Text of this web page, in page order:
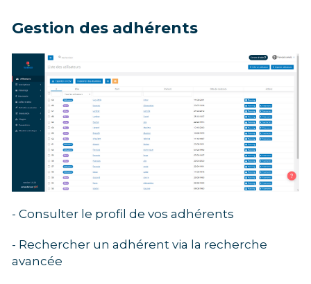
Gestion des adhérents
- Consulter le profil de vos adhérents
- Rechercher un adhérent via la recherche
avancée